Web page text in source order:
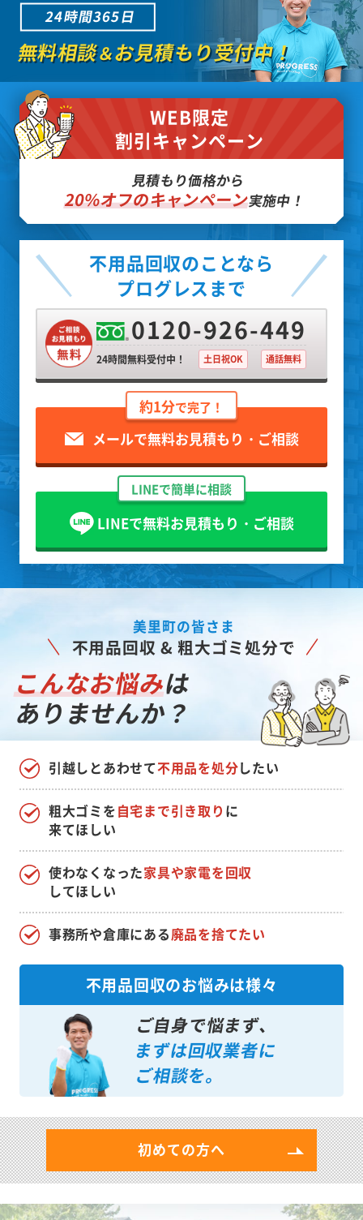
24時間365日
無料相談＆お見積もり受付中！
WEB限定
割引キャンペーン
見積もり価格から
20%オフのキャンペーン実施中！
不用品回収のことなら
プログレスまで
0120-926-449
24時間無料受付中！ 土日祝OK 通話無料
約1分で完了！
メールで無料お見積もり・ご相談
LINEで簡単に相談
LINEで無料お見積もり・ご相談
美里町の皆さま
不用品回収 & 粗大ゴミ処分で
こんなお悩みは
ありませんか？
引越しとあわせて不用品を処分したい
使わなくなった家具や家電を回収
してほしい
粗大ゴミを自宅まで引き取り に
来てほしい
事務所や倉庫にある廃品を捨てたい
不用品回収のお悩みは様々
ご自身で悩まず、
まずは回収業者に
ご相談を。
初めての方へ